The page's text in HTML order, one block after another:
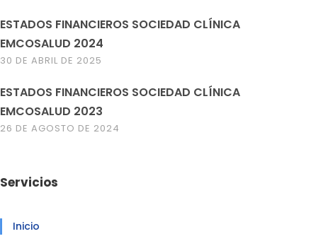
ESTADOS FINANCIEROS SOCIEDAD CLÍNICA
EMCOSALUD 2024
30 DE ABRIL DE 2025
ESTADOS FINANCIEROS SOCIEDAD CLÍNICA
EMCOSALUD 2023
26 DE AGOSTO DE 2024
Servicios
Inicio